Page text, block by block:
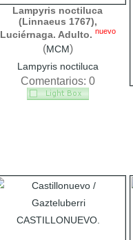
Lampyris noctiluca
(Linnaeus 1767),
Luciérnaga. Adulto. nuevo
(MCM)
Lampyris noctiluca
Comentarios: 0